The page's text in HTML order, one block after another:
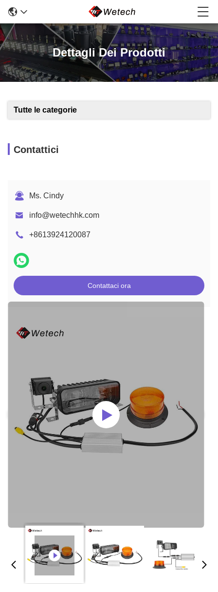
Dettagli Dei Prodotti
Tutte le categorie
Contattici
Ms. Cindy
info@wetechhk.com
+8613924120087
Contattaci ora